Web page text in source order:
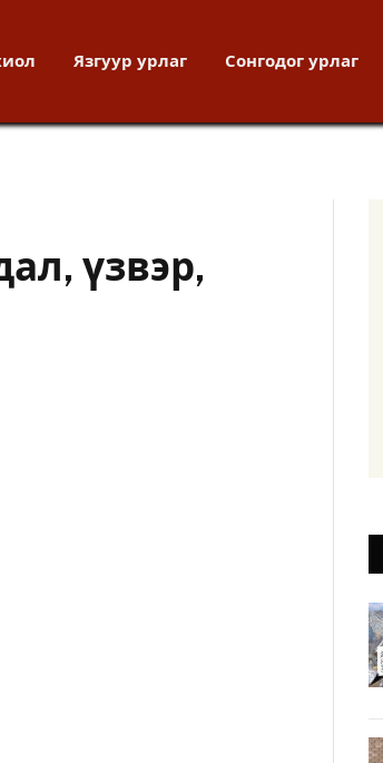
Язгуур урлаг Сонгодог урлаг
үзвэр,